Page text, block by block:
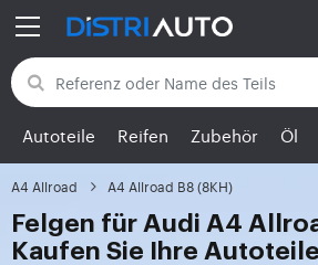
Zurück zu den Kategorien
Autoteile Reifen Zubehör Öl
A4 Allroad A4 Allroad B8 (8KH)
Felgen für Audi A4
Kaufen Sie Ihre